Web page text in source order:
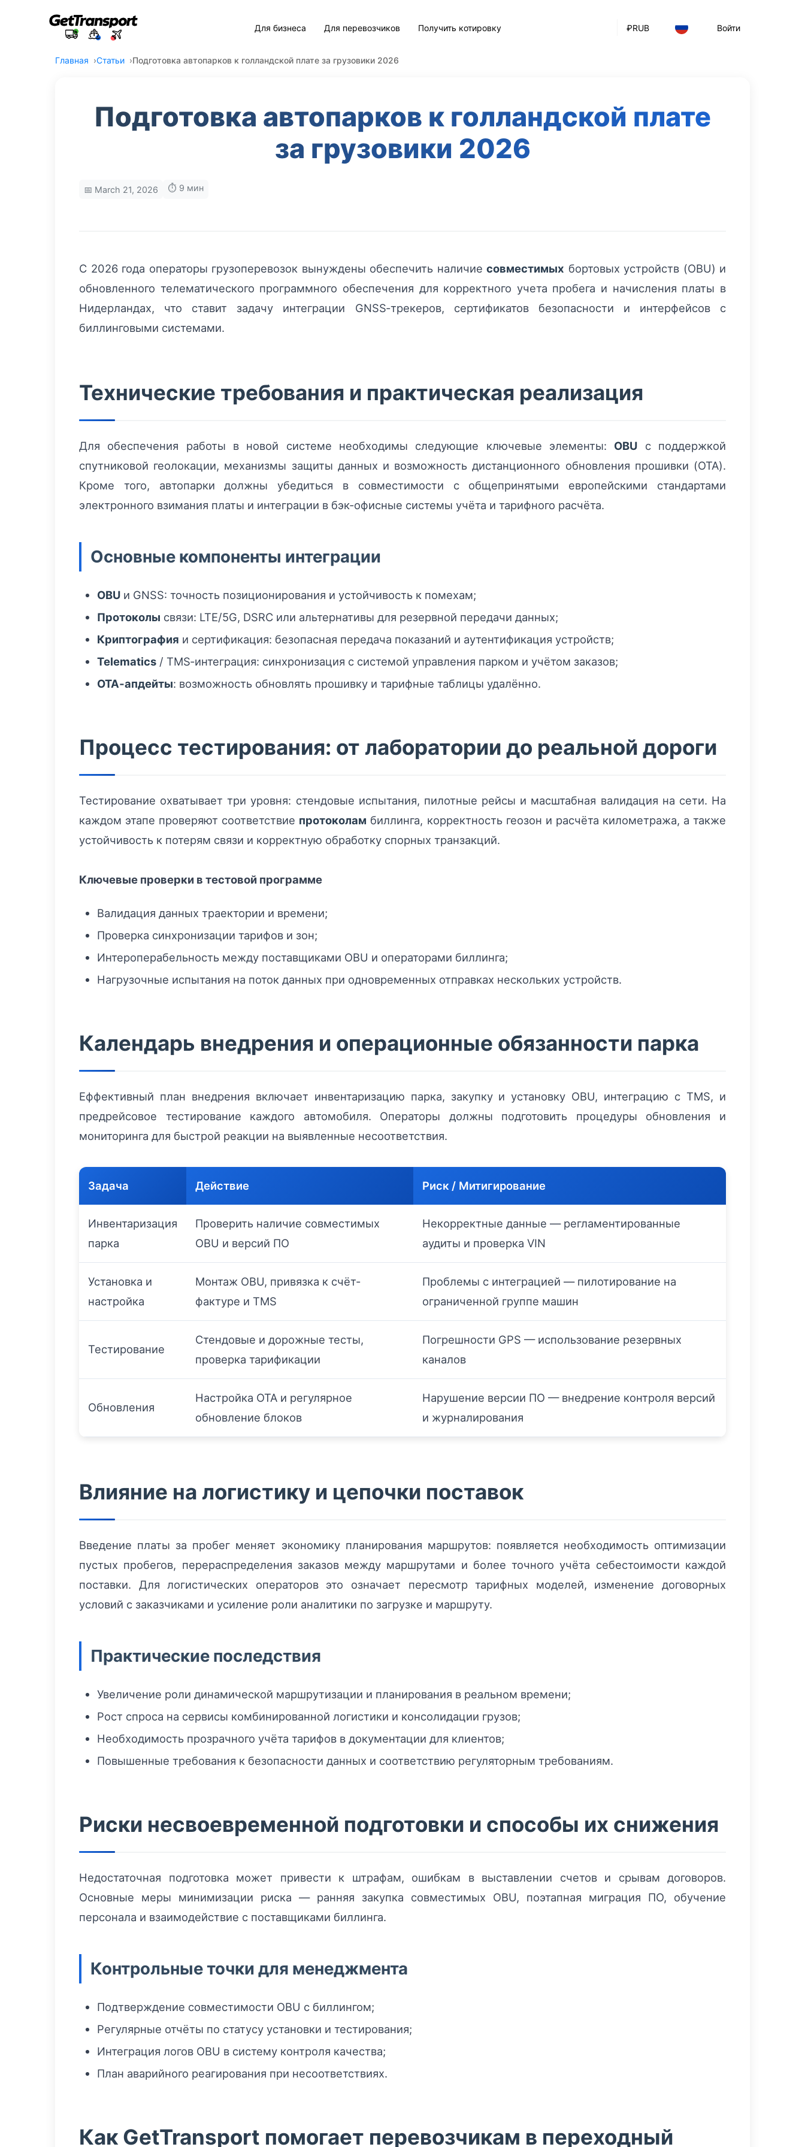
₽RUB Войти
Для бизнеса Для перевозчиков Получить котировку
Главная Статьи Подготовка автопарков к голландской плате за грузовики 2026
Подготовка автопарков к голландской плате
за грузовики 2026
📅 March 21, 2026 ⏱️ 9 мин
С 2026 года операторы грузоперевозок вынуждены обеспечить наличие совместимых бортовых устройств (OBU) и
обновленного телематического программного обеспечения для корректного учета пробега и начисления платы в
Нидерландах, что ставит задачу интеграции GNSS‑трекеров, сертификатов безопасности и интерфейсов с
биллинговыми системами.
Технические требования и практическая реализация
Для обеспечения работы в новой системе необходимы следующие ключевые элементы: OBU с поддержкой
спутниковой геолокации, механизмы защиты данных и возможность дистанционного обновления прошивки (OTA).
Кроме того, автопарки должны убедиться в совместимости с общепринятыми европейскими стандартами
электронного взимания платы и интеграции в бэк‑офисные системы учёта и тарифного расчёта.
Основные компоненты интеграции
OBU и GNSS: точность позиционирования и устойчивость к помехам;
Протоколы связи: LTE/5G, DSRC или альтернативы для резервной передачи данных;
Криптография и сертификация: безопасная передача показаний и аутентификация устройств;
Telematics / TMS‑интеграция: синхронизация с системой управления парком и учётом заказов;
OTA‑апдейты: возможность обновлять прошивку и тарифные таблицы удалённо.
Процесс тестирования: от лаборатории до реальной дороги
Тестирование охватывает три уровня: стендовые испытания, пилотные рейсы и масштабная валидация на сети. На
каждом этапе проверяют соответствие протоколам биллинга, корректность геозон и расчёта километража, а также
устойчивость к потерям связи и корректную обработку спорных транзакций.
Ключевые проверки в тестовой программе
Валидация данных траектории и времени;
Проверка синхронизации тарифов и зон;
Интероперабельность между поставщиками OBU и операторами биллинга;
Нагрузочные испытания на поток данных при одновременных отправках нескольких устройств.
Календарь внедрения и операционные обязанности парка
Еффективный план внедрения включает инвентаризацию парка, закупку и установку OBU, интеграцию с TMS, и
предрейсовое тестирование каждого автомобиля. Операторы должны подготовить процедуры обновления и
мониторинга для быстрой реакции на выявленные несоответствия.
Задача Действие Риск / Митигирование
Инвентаризация
парка
Проверить наличие совместимых
OBU и версий ПО
Некорректные данные — регламентированные
аудиты и проверка VIN
Установка и
настройка
Монтаж OBU, привязка к счёт-
фактуре и TMS
Проблемы с интеграцией — пилотирование на
ограниченной группе машин
Тестирование
Стендовые и дорожные тесты,
проверка тарификации
Погрешности GPS — использование резервных
каналов
Обновления
Настройка OTA и регулярное
обновление блоков
Нарушение версии ПО — внедрение контроля версий
и журналирования
Влияние на логистику и цепочки поставок
Введение платы за пробег меняет экономику планирования маршрутов: появляется необходимость оптимизации
пустых пробегов, перераспределения заказов между маршрутами и более точного учёта себестоимости каждой
поставки. Для логистических операторов это означает пересмотр тарифных моделей, изменение договорных
условий с заказчиками и усиление роли аналитики по загрузке и маршруту.
Практические последствия
Увеличение роли динамической маршрутизации и планирования в реальном времени;
Рост спроса на сервисы комбинированной логистики и консолидации грузов;
Необходимость прозрачного учёта тарифов в документации для клиентов;
Повышенные требования к безопасности данных и соответствию регуляторным требованиям.
Риски несвоевременной подготовки и способы их снижения
Недостаточная подготовка может привести к штрафам, ошибкам в выставлении счетов и срывам договоров.
Основные меры минимизации риска — ранняя закупка совместимых OBU, поэтапная миграция ПО, обучение
персонала и взаимодействие с поставщиками биллинга.
Контрольные точки для менеджмента
Подтверждение совместимости OBU с биллингом;
Регулярные отчёты по статусу установки и тестирования;
Интеграция логов OBU в систему контроля качества;
План аварийного реагирования при несоответствиях.
Как GetTransport помогает перевозчикам в переходный